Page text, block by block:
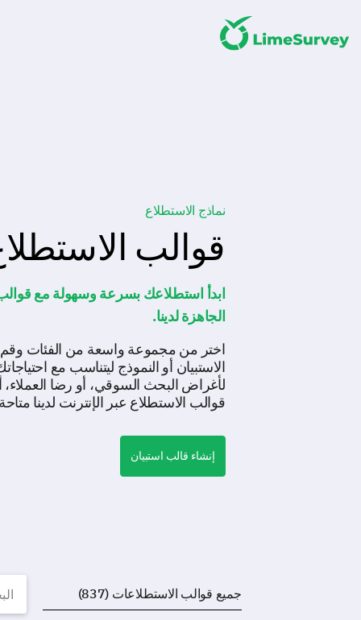
نماذج الاستطلاع
قوالب
ابدأ استطلاعك بسرعة وسهولة مع قوالب
الجاهزة لدينا.
اختر من مجموعة واسعة من الفئات
الاستبيان أو النموذج ليتناسب مع
لأغراض البحث السوقي، أو رضا
قوالب الاستطلاع عبر الإنترنت لدينا
إنشاء قالب استبيان
جميع قوالب الاستطلاعات (837)